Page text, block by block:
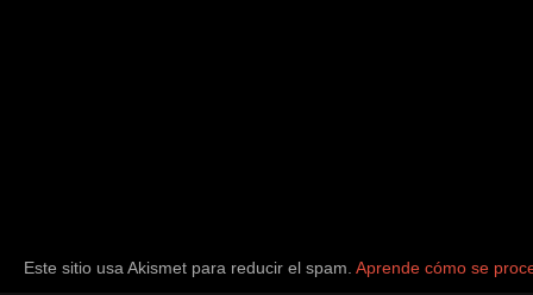
Este sitio usa Akismet para reducir el spam. Aprende cómo se